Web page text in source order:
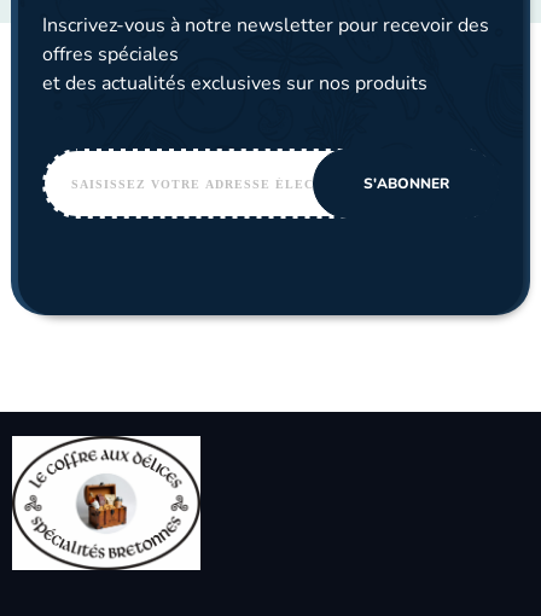
Inscrivez-vous à notre newsletter pour recevoir des
offres spéciales
et des actualités exclusives sur nos produits